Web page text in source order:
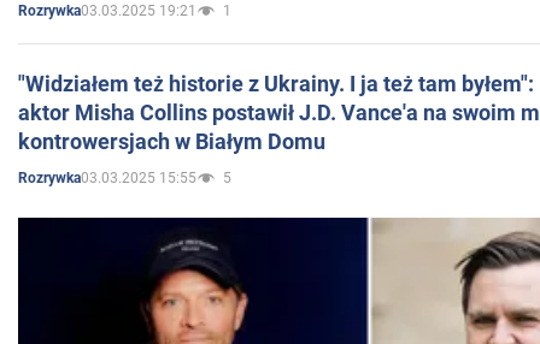
Rozrywka03.03.2025 19:21 1
"Widziałem też historie z Ukrainy. I ja też tam
aktor Misha Collins postawił J.D. Vance'a na swoim
kontrowersjach w Białym Domu
Rozrywka03.03.2025 15:55 5